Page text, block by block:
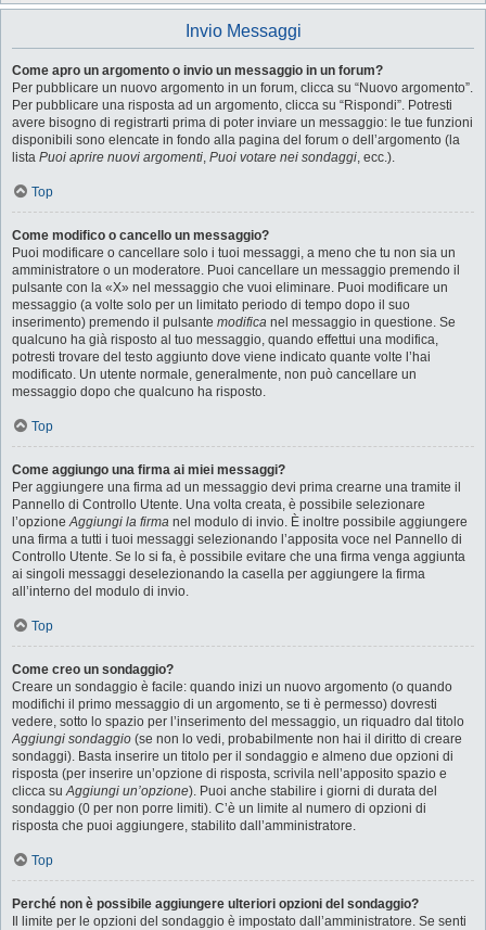
Invio Messaggi
Come apro un argomento o invio un messaggio in un forum?
Per pubblicare un nuovo argomento in un forum, clicca su “Nuovo argomento”.
Per pubblicare una risposta ad un argomento, clicca su “Rispondi”. Potresti
avere bisogno di registrarti prima di poter inviare un messaggio: le tue funzioni
disponibili sono elencate in fondo alla pagina del forum o dell’argomento (la
lista Puoi aprire nuovi argomenti, Puoi votare nei sondaggi, ecc.).
Top
Come modifico o cancello un messaggio?
Puoi modificare o cancellare solo i tuoi messaggi, a meno che tu non sia un
amministratore o un moderatore. Puoi cancellare un messaggio premendo il
pulsante con la «X» nel messaggio che vuoi eliminare. Puoi modificare un
messaggio (a volte solo per un limitato periodo di tempo dopo il suo
inserimento) premendo il pulsante modifica nel messaggio in questione. Se
qualcuno ha già risposto al tuo messaggio, quando effettui una modifica,
potresti trovare del testo aggiunto dove viene indicato quante volte l’hai
modificato. Un utente normale, generalmente, non può cancellare un
messaggio dopo che qualcuno ha risposto.
Top
Come aggiungo una firma ai miei messaggi?
Per aggiungere una firma ad un messaggio devi prima crearne una tramite il
Pannello di Controllo Utente. Una volta creata, è possibile selezionare
l’opzioneAggiungi la firma nel modulo di invio. È inoltre possibile aggiungere
una firma a tutti i tuoi messaggi selezionando l’apposita voce nel Pannello di
Controllo Utente. Se lo si fa, è possibile evitare che una firma venga aggiunta
ai singoli messaggi deselezionando la casella per aggiungere la firma
all’interno del modulo di invio.
Top
Come creo un sondaggio?
Creare un sondaggio è facile: quando inizi un nuovo argomento (o quando
modifichi il primo messaggio di un argomento, se ti è permesso) dovresti
vedere, sotto lo spazio per l’inserimento del messaggio, un riquadro dal titolo
Aggiungi sondaggio (se non lo vedi, probabilmente non hai il diritto di creare
sondaggi). Basta inserire un titolo per il sondaggio e almeno due opzioni di
risposta (per inserire un’opzione di risposta, scrivila nell’apposito spazio e
clicca suAggiungi un’opzione). Puoi anche stabilire i giorni di durata del
sondaggio (0 per non porre limiti). C’è un limite al numero di opzioni di
risposta che puoi aggiungere, stabilito dall’amministratore.
Top
Perché non è possibile aggiungere ulteriori opzioni del sondaggio?
Il limite per le opzioni del sondaggio è impostato dall’amministratore. Se senti